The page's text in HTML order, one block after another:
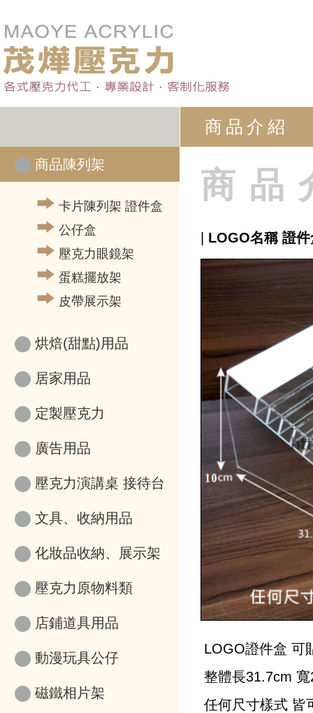
商品介紹
商品陳列架
卡片陳列架 證件盒
公仔盒
壓克力眼鏡架
蛋糕擺放架
皮帶展示架
烘焙(甜點)用品
居家用品
定製壓克力
廣告用品
壓克力演講桌 接待台
文具、收納用品
化妝品收納、展示架
壓克力原物料類
店鋪道具用品
動漫玩具公仔
磁鐵相片架
商品
LOGO名稱 證件
LOGO證件盒 可
整體長31.7cm
任何尺寸樣式 皆